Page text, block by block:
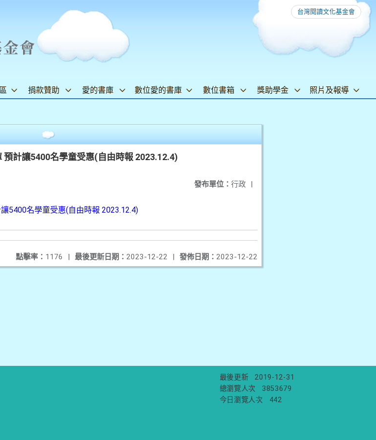
台灣閱讀文化基金會
捐款贊助 愛的書庫 數位愛的書庫 數位書箱 獎助學金 照片及報導
預計讓5400名學童受惠(自由時報 2023.12.4)
發布單位： 行政 |
5400名學童受惠(自由時報 2023.12.4)
發佈日期： 2023-12-22
最後更新日期： 2023-12-22 |
點擊率： 1176 |
最後更新
2019-12-31
總瀏覽人次
3853679
今日瀏覽人次
442